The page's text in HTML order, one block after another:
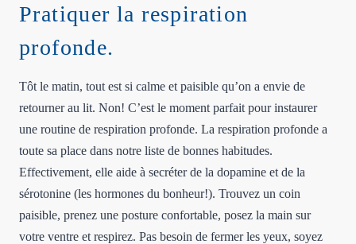
Pratiquer la respiration
profonde.
Tôt le matin, tout est si calme et paisible qu’on a envie de
retourner au lit. Non! C’est le moment parfait pour instaurer
une routine de respiration profonde. La respiration profonde a
toute sa place dans notre liste de bonnes habitudes.
Effectivement, elle aide à secréter de la dopamine et de la
sérotonine (les hormones du bonheur!). Trouvez un coin
paisible, prenez une posture confortable, posez la main sur
votre ventre et respirez. Pas besoin de fermer les yeux, soyez